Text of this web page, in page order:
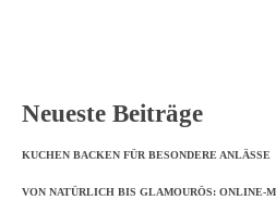
Neueste Beiträge
KUCHEN BACKEN FÜR BESONDERE ANLÄSSE
VON NATÜRLICH BIS GLAMOURÖS: ONLINE-